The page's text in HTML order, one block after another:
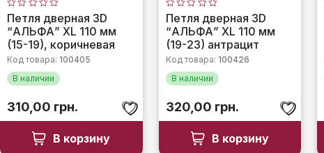
Оценка
0
из
5
Петля дверная 3D
“АЛЬФА” XL 110 мм
(15-19), коричневая
Код товара: 100405
В наличии
310,00 грн.
В корзину
Оценка
0
из
5
Петля дверная 3D
“АЛЬФА” XL 110 мм
(19-23) антрацит
Код товара: 100426
В наличии
320,00 грн.
В корзину